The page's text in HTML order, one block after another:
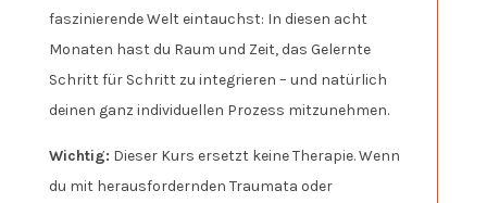
faszinierende Welt eintauchst: In diesen acht
Monaten hast du Raum und Zeit, das Gelernte
Schritt für Schritt zu integrieren – und natürlich
deinen ganz individuellen Prozess mitzunehmen.
Wichtig: Dieser Kurs ersetzt keine Therapie. Wenn
du mit herausfordernden Traumata oder